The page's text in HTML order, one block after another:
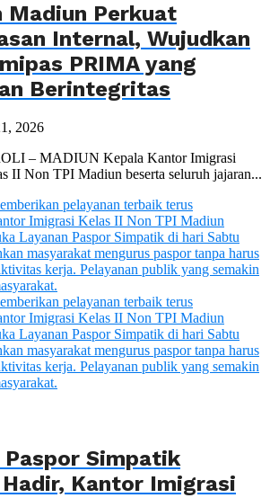
Madiun Perkuat
Internal, Wujudkan
PRIMA yang
Berintegritas
2026
– MADIUN Kepala Kantor Imigrasi
II Non TPI Madiun beserta seluruh jajaran...
Paspor Simpatik
Kantor Imigrasi